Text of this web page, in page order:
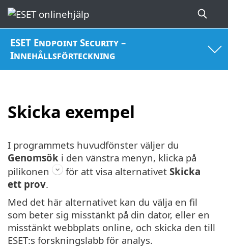
ESET Endpoint Security –
Innehållsförteckning
Skicka exempel
I programmets huvudfönster väljer du
Genomsök i den vänstra menyn, klicka på
pilikonen
för att visa alternativet Skicka
ett prov.
Med det här alternativet kan du välja en fil
som beter sig misstänkt på din dator, eller en
misstänkt webbplats online, och skicka den till
ESET:s forskningslabb för analys.